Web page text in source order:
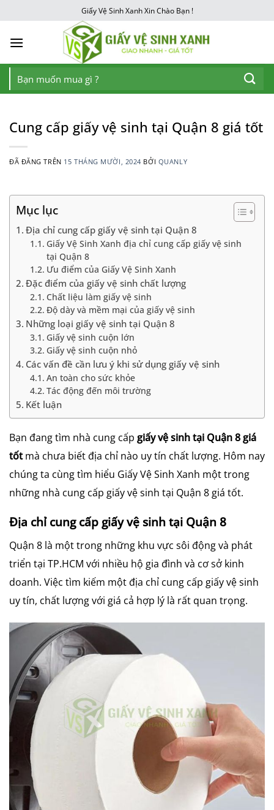
đến
nội
Giấy Vệ Sinh Xanh Xin Chào Bạn !
Tìm
kiếm:
Cung cấp giấy vệ sinh tại Quận 8 giá tốt
ĐÃ ĐĂNG TRÊN 15 THÁNG MƯỜI, 2024 BỞI QUANLY
Mục lục
Địa chỉ cung cấp giấy vệ sinh tại Quận 8
Giấy Vệ Sinh Xanh địa chỉ cung cấp giấy vệ sinh
tại Quận 8
Ưu điểm của Giấy Vệ Sinh Xanh
Đặc điểm của giấy vệ sinh chất lượng
Chất liệu làm giấy vệ sinh
Độ dày và mềm mại của giấy vệ sinh
Những loại giấy vệ sinh tại Quận 8
Giấy vệ sinh cuộn lớn
Giấy vệ sinh cuộn nhỏ
Các vấn đề cần lưu ý khi sử dụng giấy vệ sinh
An toàn cho sức khỏe
Tác động đến môi trường
Kết luận
Bạn đang tìm nhà cung cấp giấy vệ sinh tại Quận 8 giá
tốtmà chưa biết địa chỉ nào uy tín chất lượng. Hôm nay
chúng ta cùng tìm hiểu Giấy Vệ Sinh Xanh một trong
những nhà cung cấp giấy vệ sinh tại Quận 8 giá tốt.
Địa chỉ cung cấp giấy vệ sinh tại Quận 8
Quận 8 là một trong những khu vực sôi động và phát
triển tại TP.HCM với nhiều hộ gia đình và cơ sở kinh
doanh. Việc tìm kiếm một địa chỉ cung cấp giấy vệ sinh
uy tín, chất lượng với giá cả hợp lý là rất quan trọng.